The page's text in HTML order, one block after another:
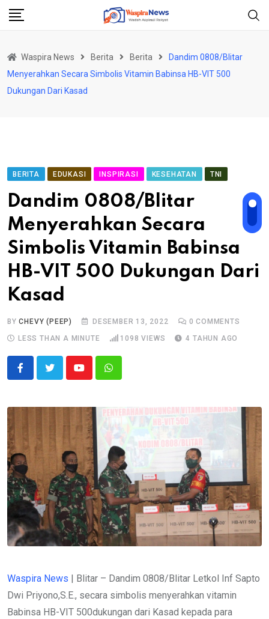
Skip
Waspira News Berita Berita
Dandim 0808/Blitar
Menyerahkan Secara Simbolis Vitamin Babinsa HB-VIT 500
Dukungan Dari Kasad
BERITA EDUKASI INSPIRASI KESEHATAN TNI
Dandim 0808/Blitar
Menyerahkan Secara
Simbolis Vitamin Babinsa
HB-VIT 500 Dukungan Dari
Kasad
BYCHEVY (PEEP) DESEMBER 13, 2022 0 COMMENTS
LESS THAN A MINUTE
1098 VIEWS 4 TAHUN AGO
YoutubeWhatsapp
Waspira News | Blitar – Dandim 0808/Blitar Letkol Inf Sapto
Dwi Priyono,S.E., secara simbolis menyerahkan vitamin
Babinsa HB-VIT 500dukungan dari Kasad kepada para